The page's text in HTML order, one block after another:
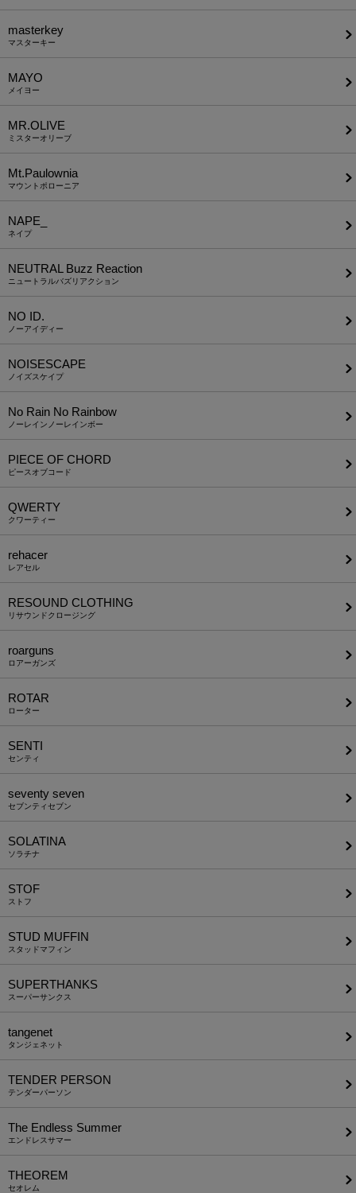
masterkey
マスターキー
MAYO
メイヨー
MR.OLIVE
ミスターオリーブ
Mt.Paulownia
マウントポローニア
NAPE_
ネイプ
NEUTRAL Buzz Reaction
ニュートラルバズリアクション
NO ID.
ノーアイディー
NOISESCAPE
ノイズスケイプ
No Rain No Rainbow
ノーレインノーレインボー
PIECE OF CHORD
ピースオブコード
QWERTY
クワーティー
rehacer
レアセル
RESOUND CLOTHING
リサウンドクロージング
roarguns
ロアーガンズ
ROTAR
ローター
SENTI
センティ
seventy seven
セブンティセブン
SOLATINA
ソラチナ
STOF
ストフ
STUD MUFFIN
スタッドマフィン
SUPERTHANKS
スーパーサンクス
tangenet
タンジェネット
TENDER PERSON
テンダーパーソン
The Endless Summer
エンドレスサマー
THEOREM
セオレム